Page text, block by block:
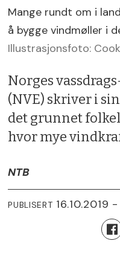
Mange rundt om i
å bygge vindmøller i
Illustrasjonsfoto:
Norges
(NVE) skriver i
det grunnet
hvor mye
NTB
PUBLISERT 16.10.2019